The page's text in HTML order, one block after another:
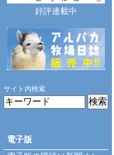
好評連載中
サイト内検索
電子版